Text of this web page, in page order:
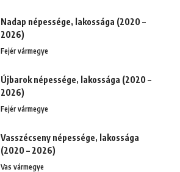
Nadap népessége, lakossága (2020 –
2026)
Fejér vármegye
Újbarok népessége, lakossága (2020 –
2026)
Fejér vármegye
Vasszécseny népessége, lakossága
(2020 – 2026)
Vas vármegye